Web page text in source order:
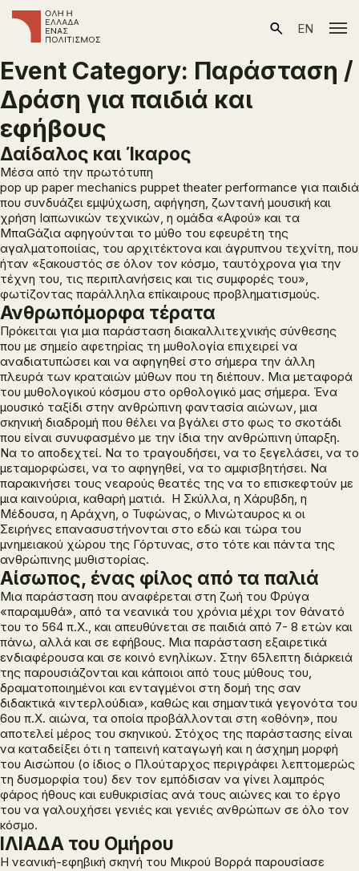
EN
Event Category: Παράσταση /
Δράση για παιδιά και
εφήβους
Δαίδαλος και Ίκαρος
Μέσα από την πρωτότυπη
pop up paper mechanics puppet theater performance για παιδιά
που συνδυάζει εμψύχωση, αφήγηση, ζωντανή μουσική και
χρήση Ιαπωνικών τεχνικών, η ομάδα «Αφού» και τα
ΜπαGάζια αφηγούνται το μύθο του εφευρέτη της
αγαλματοποιίας, του αρχιτέκτονα και άγρυπνου τεχνίτη, που
ήταν «ξακουστός σε όλον τον κόσμο, ταυτόχρονα για την
τέχνη του, τις περιπλανήσεις και τις συμφορές του»,
φωτίζοντας παράλληλα επίκαιρους προβληματισμούς.
Ανθρωπόμορφα τέρατα
Πρόκειται για μια παράσταση διακαλλιτεχνικής σύνθεσης
που με σημείο αφετηρίας τη μυθολογία επιχειρεί να
αναδιατυπώσει και να αφηγηθεί στο σήμερα την άλλη
πλευρά των κραταιών μύθων που τη διέπουν. Μια μεταφορά
του μυθολογικού κόσμου στο ορθολογικό μας σήμερα. Ένα
μουσικό ταξίδι στην ανθρώπινη φαντασία αιώνων, μια
σκηνική διαδρομή που θέλει να βγάλει στο φως το σκοτάδι
που είναι συνυφασμένο με την ίδια την ανθρώπινη ύπαρξη.
Να το αποδεχτεί. Να το τραγουδήσει, να το ξεγελάσει, να το
μεταμορφώσει, να το αφηγηθεί, να το αμφισβητήσει. Να
παρακινήσει τους νεαρούς θεατές της να το επισκεφτούν με
μια καινούρια, καθαρή ματιά. Η Σκύλλα, η Χάρυβδη, η
Μέδουσα, η Αράχνη, ο Τυφώνας, ο Μινώταυρος κι οι
Σειρήνες επανασυστήνονται στο εδώ και τώρα του
μνημειακού χώρου της Γόρτυνας, στο τότε και πάντα της
ανθρώπινης μυθιστορίας.
Αίσωπος, ένας φίλος από τα παλιά
Μια παράσταση που αναφέρεται στη ζωή του Φρύγα
«παραμυθά», από τα νεανικά του χρόνια μέχρι τον θάνατό
του το 564 π.Χ., και απευθύνεται σε παιδιά από 7- 8 ετών και
πάνω, αλλά και σε εφήβους. Μια παράσταση εξαιρετικά
ενδιαφέρουσα και σε κοινό ενηλίκων. Στην 65λεπτη διάρκειά
της παρουσιάζονται και κάποιοι από τους μύθους του,
δραματοποιημένοι και ενταγμένοι στη δομή της σαν
διδακτικά «ιντερλούδια», καθώς και σημαντικά γεγονότα του
6ου π.Χ. αιώνα, τα οποία προβάλλονται στη «οθόνη», που
αποτελεί μέρος του σκηνικού. Στόχος της παράστασης είναι
να καταδείξει ότι η ταπεινή καταγωγή και η άσχημη μορφή
του Αισώπου (ο ίδιος ο Πλούταρχος περιγράφει λεπτομερώς
τη δυσμορφία του) δεν τον εμπόδισαν να γίνει λαμπρός
φάρος ήθους και ευθυκρισίας ανά τους αιώνες και το έργο
του να γαλουχήσει γενιές και γενιές ανθρώπων σε όλο τον
κόσμο.
ΙΛΙΑΔΑ του Ομήρου
Η νεανική-εφηβική σκηνή του Μικρού Βορρά παρουσίασε